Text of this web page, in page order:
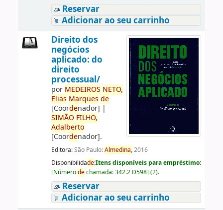
Reservar
Adicionar ao seu carrinho
Direito dos
negócios
aplicado: do
direito
processual/
por MEDEIROS NETO,
Elias Marques de
[Coordenador] |
SIMÃO FILHO,
Adalberto
[Coordenador].
Editora:São Paulo:Almedina,2016
Disponibilidade:Itens disponíveis para empréstimo:
[Númerodechamada:342.2 D598] (2).
Reservar
Adicionar ao seu carrinho